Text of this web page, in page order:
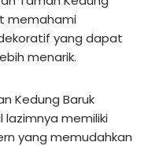
memahami
yang dapat
menarik.
Kedung Baruk
lazimnya memiliki
yang memudahkan